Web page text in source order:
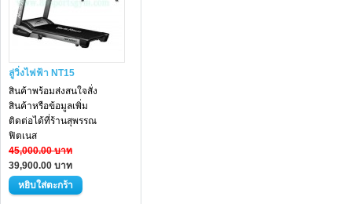
ลู่วิ่งไฟฟ้า NT15
สินค้าพร้อมส่งสนใจสั่ง
สินค้าหรือข้อมูลเพิ่ม
ติดต่อได้ที่ร้านสุพรรณ
ฟิตเนส
45,000.00 บาท
39,900.00 บาท